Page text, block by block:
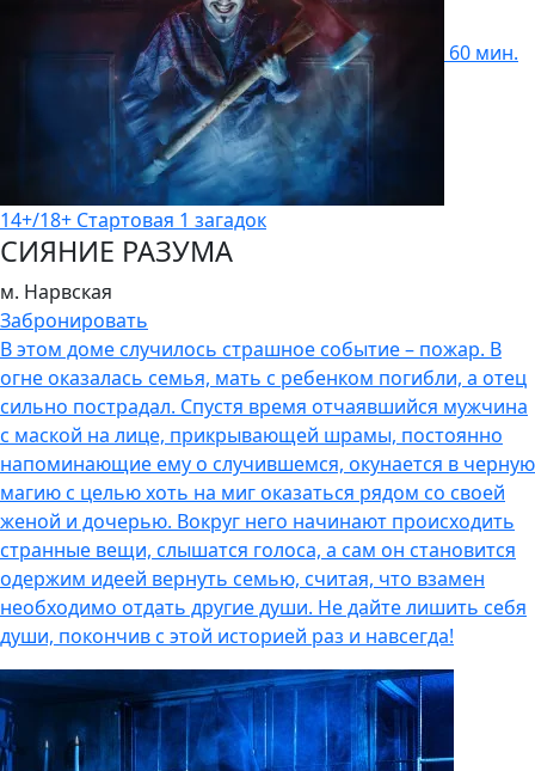
60 мин.
14+/18+ Стартовая 1 загадок
СИЯНИЕ РАЗУМА
м. Нарвская
Забронировать
В этом доме случилось страшное событие – пожар. В
огне оказалась семья, мать с ребенком погибли, а отец
сильно пострадал. Спустя время отчаявшийся мужчина
с маской на лице, прикрывающей шрамы, постоянно
напоминающие ему о случившемся, окунается в черную
магию с целью хоть на миг оказаться рядом со своей
женой и дочерью. Вокруг него начинают происходить
странные вещи, слышатся голоса, а сам он становится
одержим идеей вернуть семью, считая, что взамен
необходимо отдать другие души. Не дайте лишить себя
души, покончив с этой историей раз и навсегда!